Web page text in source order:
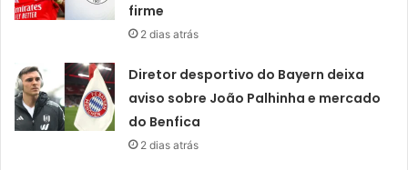
firme
2 dias atrás
Diretor desportivo do Bayern deixa
aviso sobre João Palhinha e mercado
do Benfica
2 dias atrás